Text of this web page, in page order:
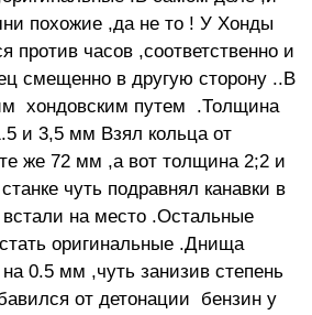
похожие ,да не то ! У Хонды
против часов ,соответственно и
смещенно в другую сторону ..В
хондовским путем .Толщина
и 3,5 мм Взял кольца от
же 72 мм ,а вот толщина 2;2 и
чуть подравнял канавки в
на место .Остальные
оригинальные .Днища
0.5 мм ,чуть занизив степень
от детонации бензин у